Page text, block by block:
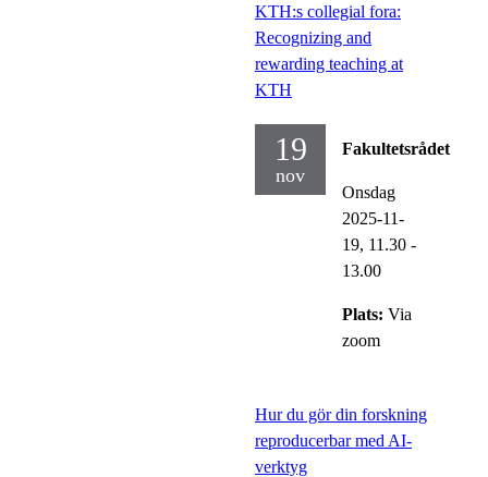
KTH:s collegial fora:
Recognizing and
rewarding teaching at
KTH
19
nov
Fakultetsrådet
Onsdag
2025-11-
19, 11.30 -
13.00
Plats: Via
zoom
Hur du gör din forskning
reproducerbar med AI-
verktyg